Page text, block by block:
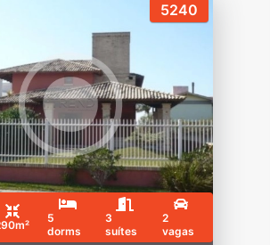
5240
5
dorms
3
suítes
2
vagas